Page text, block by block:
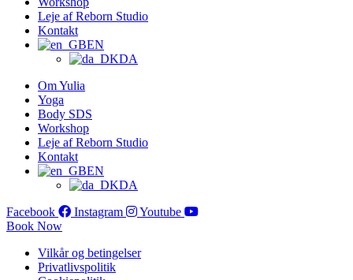
Leje af Reborn Studio
Kontakt
EN
DA
Om Yulia
Yoga
Body SDS
Workshop
Leje af Reborn Studio
Kontakt
EN
DA
Facebook
Instagram
Youtube
Book Now
Vilkår og betingelser
Privatlivspolitik